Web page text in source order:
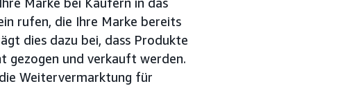
rufen, die Ihre Marke bereits
dies dazu bei, dass Produkte
gezogen und verkauft werden.
Weitervermarktung für